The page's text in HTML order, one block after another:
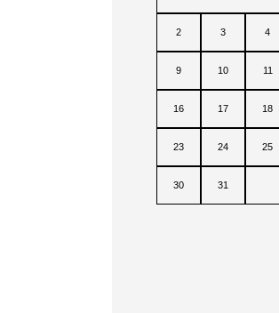
2 3 4
9 10 11
16 17 18
23 24 25
30 31